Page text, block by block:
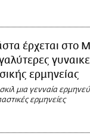
έρχεται στο
ερμηνείας
μια γενναία
ερμηνείες